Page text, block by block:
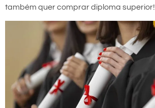
também quer comprar diploma superior!